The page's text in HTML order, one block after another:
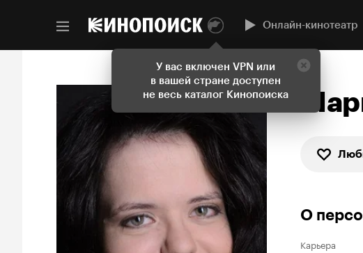
У вас включен VPN или
в вашей стране доступен
не весь каталог Кинопоиска
Онлайн-кинотеатр
О
Карьера